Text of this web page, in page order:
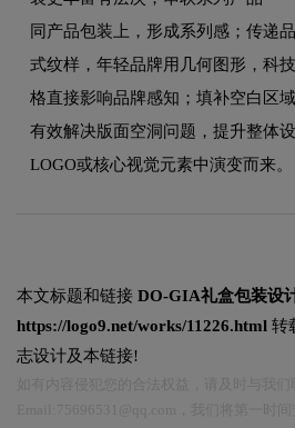
同产品包装上，形成系列感；传
式纹样，年轻品牌用几何图形，科
格直接影响品牌感知；填补空白
有效解决版面空洞问题，提升整体
LOGO或核心视觉元素中演变而来。
本文标题和链接 DO-GIA礼盒包装设
https://logo9.net/works/11226.html 转
志设计及本链接!